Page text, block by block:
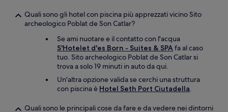
Quali sono gli hotel con piscina più apprezzati vicino Sito
archeologico Poblat de Son Catlar?
Se ami nuotare e il contatto con l'acqua
S'Hotelet d'es Born - Suites & SPAfa al caso
tuo. Sito archeologico Poblat de Son Catlar si
trova a solo 19 minuti in auto da qui.
Un'altra opzione valida se cerchi una struttura
con piscina è Hotel Seth Port Ciutadella.
Quali sono le principali cose da fare e da vedere nei dintorni